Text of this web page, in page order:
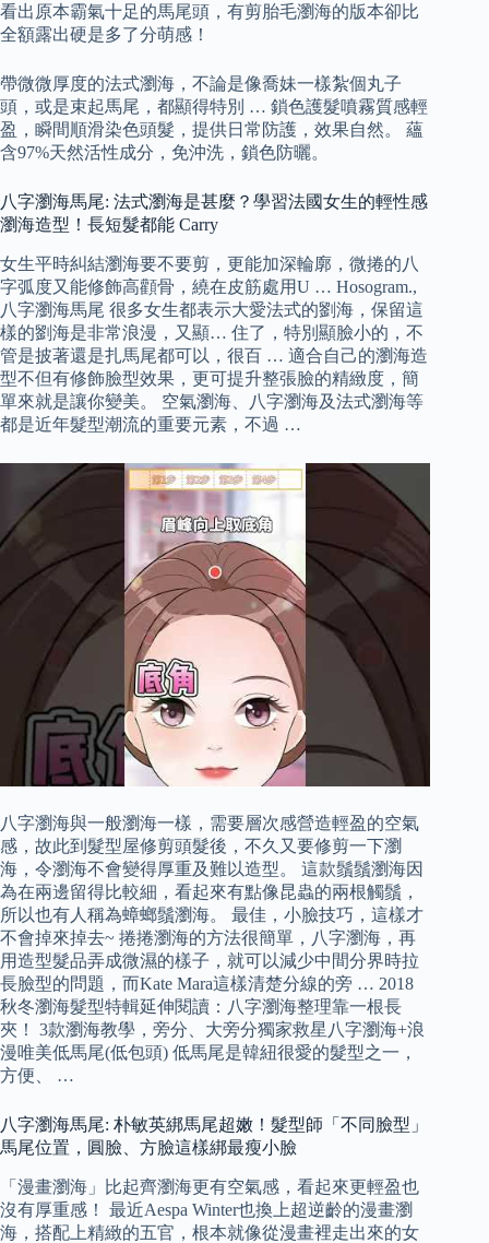
看出原本霸氣十足的馬尾頭，有剪胎毛瀏海的版本卻比
全額露出硬是多了分萌感！
帶微微厚度的法式瀏海，不論是像喬妹一樣紮個丸子
頭，或是束起馬尾，都顯得特別 … 鎖色護髮噴霧質感輕
盈，瞬間順滑染色頭髮，提供日常防護，效果自然。 蘊
含97%天然活性成分，免沖洗，鎖色防曬。
八字瀏海馬尾: 法式瀏海是甚麼？學習法國女生的輕性感
瀏海造型！長短髮都能 Carry
女生平時糾結瀏海要不要剪，更能加深輪廓，微捲的八
字弧度又能修飾高顴骨，繞在皮筋處用U … Hosogram.,
八字瀏海馬尾 很多女生都表示大愛法式的劉海，保留這
樣的劉海是非常浪漫，又顯… 住了，特別顯臉小的，不
管是披著還是扎馬尾都可以，很百 … 適合自己的瀏海造
型不但有修飾臉型效果，更可提升整張臉的精緻度，簡
單來就是讓你變美。 空氣瀏海、八字瀏海及法式瀏海等
都是近年髮型潮流的重要元素，不過 …
八字瀏海與一般瀏海一樣，需要層次感營造輕盈的空氣
感，故此到髮型屋修剪頭髮後，不久又要修剪一下瀏
海，令瀏海不會變得厚重及難以造型。 這款鬚鬚瀏海因
為在兩邊留得比較細，看起來有點像昆蟲的兩根觸鬚，
所以也有人稱為蟑螂鬚瀏海。 最佳，小臉技巧，這樣才
不會掉來掉去~ 捲捲瀏海的方法很簡單，八字瀏海，再
用造型髮品弄成微濕的樣子，就可以減少中間分界時拉
長臉型的問題，而Kate Mara這樣清楚分線的旁 … 2018
秋冬瀏海髮型特輯延伸閱讀：八字瀏海整理靠一根長
夾！ 3款瀏海教學，旁分、大旁分獨家救星八字瀏海+浪
漫唯美低馬尾(低包頭) 低馬尾是韓紐很愛的髮型之一，
方便、 …
八字瀏海馬尾: 朴敏英綁馬尾超嫩！髮型師「不同臉型」
馬尾位置，圓臉、方臉這樣綁最瘦小臉
「漫畫瀏海」比起齊瀏海更有空氣感，看起來更輕盈也
沒有厚重感！ 最近Aespa Winter也換上超逆齡的漫畫瀏
海，搭配上精緻的五官，根本就像從漫畫裡走出來的女